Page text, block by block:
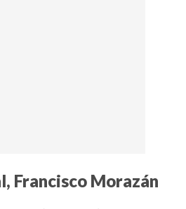
Francisco Morazán